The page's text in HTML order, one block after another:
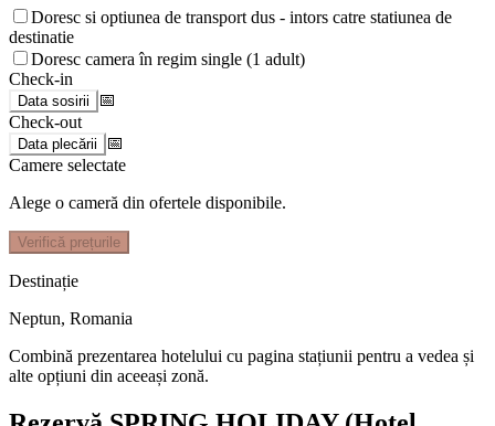
Doresc si optiunea de transport dus - intors catre statiunea de
destinatie
Doresc camera în regim single (1 adult)
Check-in
Data sosirii
📅
Check-out
Data plecării
📅
Camere selectate
Alege o cameră din ofertele disponibile.
Verifică prețurile
Destinație
Neptun, Romania
Combină prezentarea hotelului cu pagina stațiunii pentru a vedea și
alte opțiuni din aceeași zonă.